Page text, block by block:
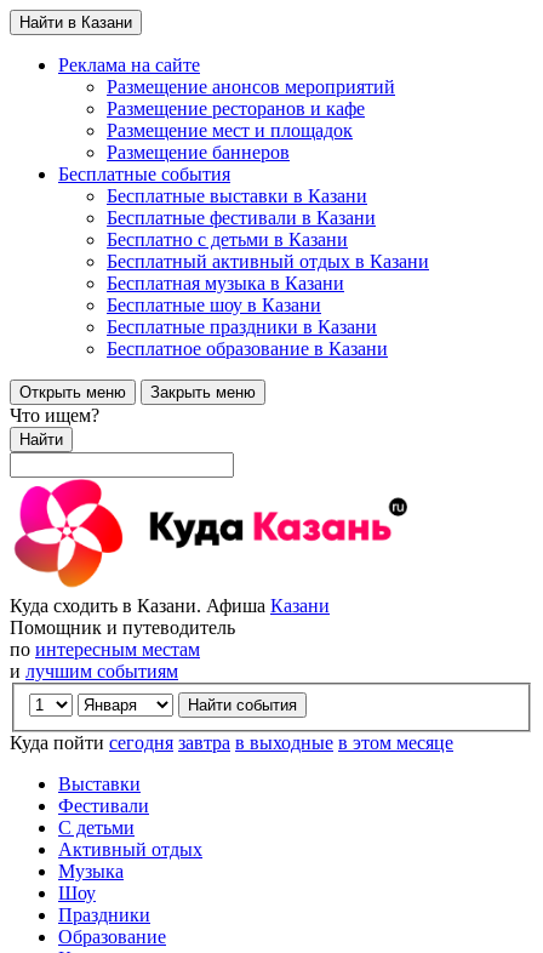
Найти в Казани
Реклама на сайте
Размещение анонсов мероприятий
Размещение ресторанов и кафе
Размещение мест и площадок
Размещение баннеров
Бесплатные события
Бесплатные выставки в Казани
Бесплатные фестивали в Казани
Бесплатно с детьми в Казани
Бесплатный активный отдых в Казани
Бесплатная музыка в Казани
Бесплатные шоу в Казани
Бесплатные праздники в Казани
Бесплатное образование в Казани
Открыть меню Закрыть меню
Что ищем?
Найти
Куда сходить в Казани. Афиша Казани
Помощник и путеводитель
по интересным местам
и лучшим событиям
Куда пойти сегодня завтра в выходные в этом месяце
Выставки
Фестивали
С детьми
Активный отдых
Музыка
Шоу
Праздники
Образование